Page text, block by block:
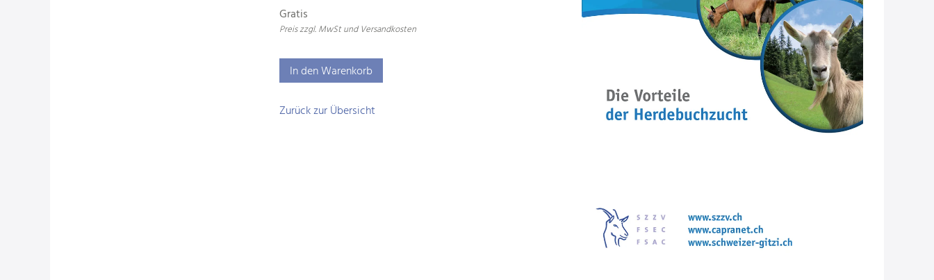
Gratis
Preis zzgl. MwSt und Versandkosten
In den Warenkorb
Zurück zur Übersicht